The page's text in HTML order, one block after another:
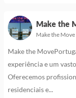
Make the
experiência e um
Oferecemos
residenciais e...
Make the
Make the